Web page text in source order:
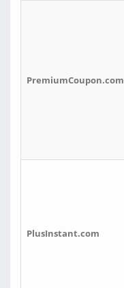
PremiumCoupon.com
PlusInstant.com